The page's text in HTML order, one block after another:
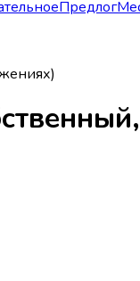
Предлог